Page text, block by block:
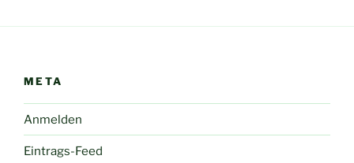
META
Anmelden
Eintrags-Feed